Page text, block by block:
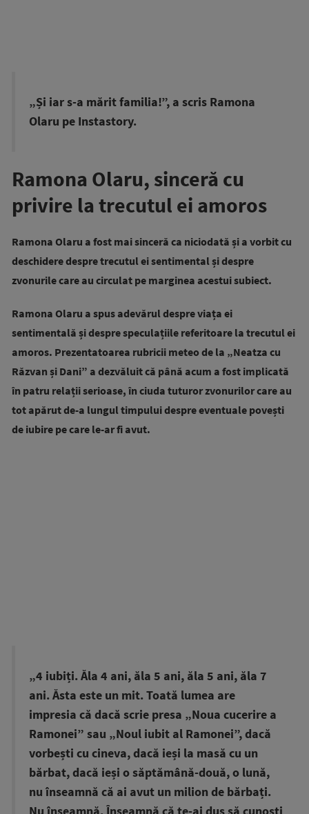
„Și iar s-a mărit familia!”, a scris Ramona
Olaru pe Instastory.
Ramona Olaru, sinceră cu
privire la trecutul ei amoros
Ramona Olaru a fost mai sinceră ca niciodată și a vorbit cu
deschidere despre trecutul ei sentimental și despre
zvonurile care au circulat pe marginea acestui subiect.
Ramona Olaru a spus adevărul despre viața ei
sentimentală și despre speculațiile referitoare la trecutul ei
amoros. Prezentatoarea rubricii meteo de la „Neatza cu
Răzvan și Dani” a dezvăluit că până acum a fost implicată
în patru relații serioase, în ciuda tuturor zvonurilor care au
tot apărut de-a lungul timpului despre eventuale povești
de iubire pe care le-ar fi avut.
„4 iubiți. Ăla 4 ani, ăla 5 ani, ăla 5 ani, ăla 7
ani. Ăsta este un mit. Toată lumea are
impresia că dacă scrie presa „Noua cucerire a
Ramonei” sau „Noul iubit al Ramonei”, dacă
vorbești cu cineva, dacă ieși la masă cu un
bărbat, dacă ieși o săptămână-două, o lună,
nu înseamnă că ai avut un milion de bărbați.